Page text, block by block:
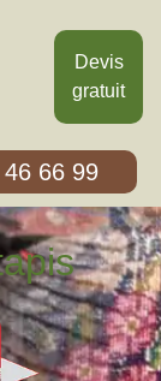
Devis
gratuit
66 99